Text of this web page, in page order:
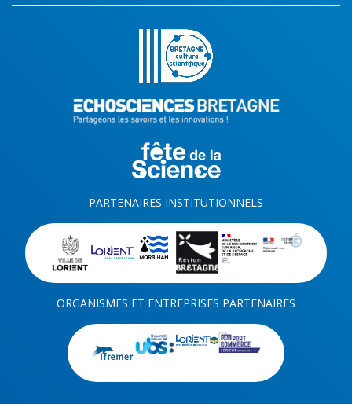
PARTENAIRES INSTITUTIONNELS
ORGANISMES ET ENTREPRISES PARTENAIRES